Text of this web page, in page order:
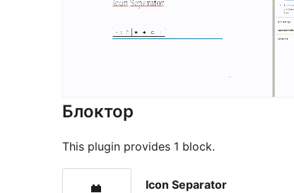
Блоктор
This plugin provides 1 block.
Icon Separator